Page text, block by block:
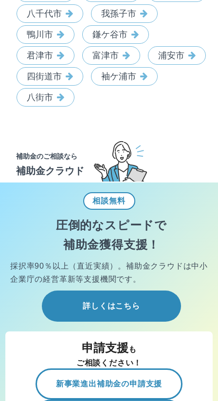
八千代市 我孫子市
鴨川市 鎌ケ谷市
君津市 富津市 浦安市
四街道市 袖ケ浦市
八街市
補助金のご相談なら
補助金クラウド
相談無料
圧倒的なスピードで
補助金獲得支援！
採択率90％以上（直近実績）。 補助金クラウドは中小
企業庁の経営革新等支援機関です。
詳しくはこちら
申請支援 も
ご相談ください！
新事業進出補助金の申請支援